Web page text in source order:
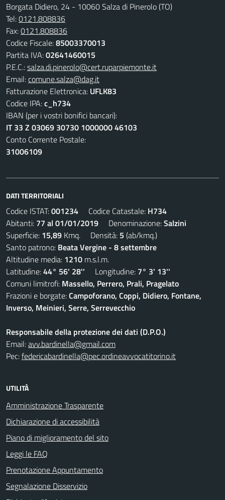
Borgata Didiero, 24 - 10060 Salza di Pinerolo (TO)
Tel:0121.808836
Fax:0121.808836
Codice Fiscale:85003370013
Partita IVA:02641460015
P.E.C.:salza.di.pinerolo@cert.ruparpiemonte.it
Email:comune.salza@dag.it
Fatturazione Elettronica: UFLK83
Codice IPA:c_h734
IBAN (per i vostri bonifici bancari):
IT 33 Z 03069 30730 1000000 46103
Conto Corrente Postale:
31006109
DATI TERRITORIALI
Codice ISTAT:001234 Codice Catastale: H734
Abitanti: 77 al 01/01/2019 Denominazione:Salzini
Superficie: 15,89 Kmq. Densità: 5 (ab/kmq.)
Santo patrono: Beata Vergine - 8 settembre
Altitudine media: 1210 m.s.l.m.
Latitudine:44° 56' 28'' Longitudine: 7° 3' 13''
Comuni limitrofi: Massello, Perrero, Prali, Pragelato
Frazioni e borgate:Campoforano, Coppi, Didiero, Fontane,
Inverso, Meinieri, Serre, Serrevecchio
Responsabile della protezione dei dati (D.P.O.)
Email:avv.bardinella@gmail.com
Pec:federicabardinella@pec.ordineavvocatitorino.it
UTILITÀ
Amministrazione Trasparente
Dichiarazione di accessibilità
Piano di miglioramento del sito
Leggi le FAQ
Prenotazione Appuntamento
Segnalazione Disservizio